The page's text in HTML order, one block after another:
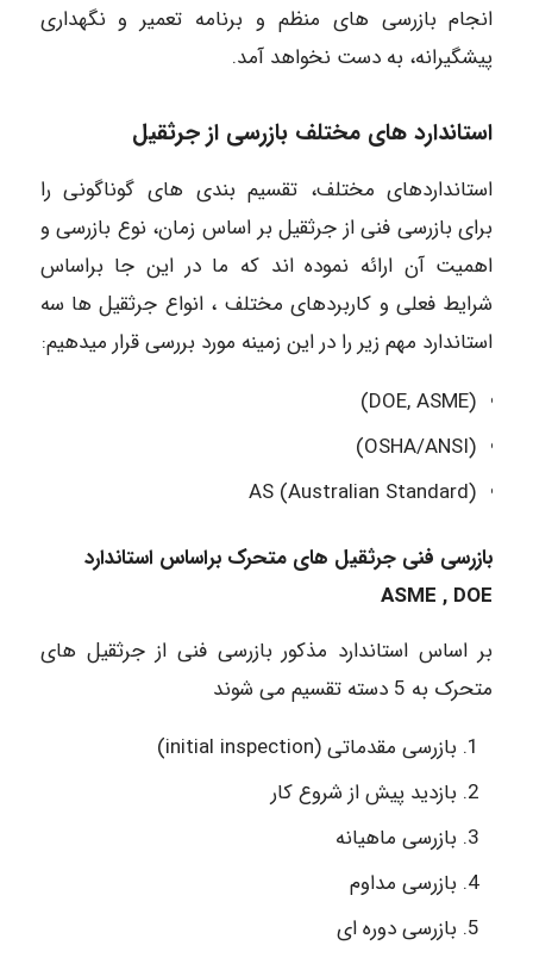
انجام بازرسی های منظم و برنامه تعمیر و نگهداری
پیشگیرانه، به دست نخواهد آمد.
استاندارد های مختلف بازرسی از جرثقیل
استانداردهای مختلف، تقسیم بندی های گوناگونی را
برای بازرسی فنی از جرثقیل بر اساس زمان، نوع بازرسی و
اهمیت آن ارائه نموده اند که ما در این جا براساس
شرایط فعلی و کاربردهای مختلف ، انواع جرثقیل ها سه
استاندارد مهم زیر را در این زمینه مورد بررسی قرار میدهیم:
(DOE, ASME)
(OSHA/ANSI)
(AS (Australian Standard
بازرسی فنی جرثقیل های متحرک براساس استاندارد
ASME , DOE
بر اساس استاندارد مذکور بازرسی فنی از جرثقیل های
متحرک به 5 دسته تقسیم می شوند
بازرسی مقدماتی (initial inspection)
بازدید پیش از شروع کار
بازرسی ماهیانه
بازرسی مداوم
بازرسی دوره ای